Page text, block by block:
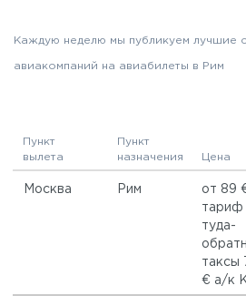
Каждую неделю мы публикуем лучшие
авиакомпаний на авиабилеты в Рим
Пункт
вылета
Пункт
назначения
Цена
Москва Рим
от 89
тариф
туда-
таксы
€ а/к